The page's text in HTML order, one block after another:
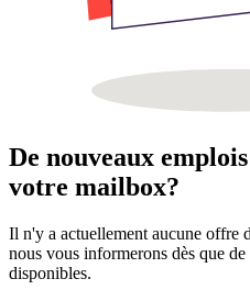
De nouveaux
votre mailbox?
Il n'y a actuellement aucune offre
nous vous informerons dès que
disponibles.